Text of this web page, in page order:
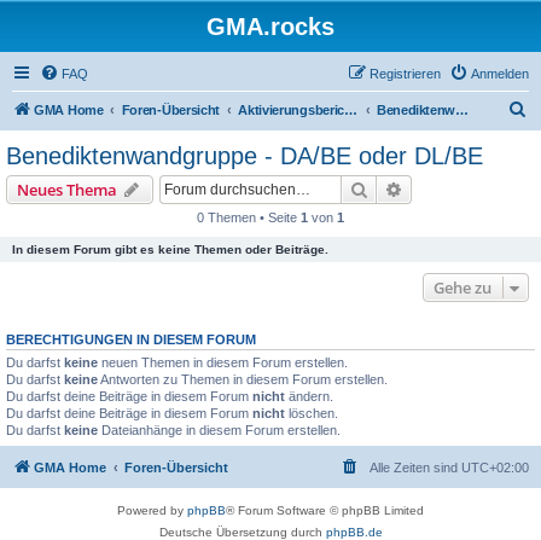
GMA.rocks
FAQ Anmelden
Registrieren
GMA Home Foren-Übersicht Aktivierungsberichte / Activity Reports Benediktenwandgruppe - DA/BE oder DL/BE
Benediktenwandgruppe - DA/BE oder DL/BE
Neues Thema Suche
0 Themen • Seite 1 von 1
In diesem Forum gibt es keine Themen oder Beiträge.
Gehe zu
BERECHTIGUNGEN IN DIESEM FORUM
Du darfst keine neuen Themen in diesem Forum erstellen.
Du darfst keineAntworten zu Themen in diesem Forum erstellen.
Du darfst deine Beiträge in diesem Forum nicht ändern.
Du darfst deine Beiträge in diesem Forum nicht löschen.
Du darfst keine Dateianhänge in diesem Forum erstellen.
GMA Home Foren-Übersicht Alle Zeiten sind UTC+02:00
Powered by phpBB® Forum Software © phpBB Limited
Deutsche Übersetzung durch phpBB.de